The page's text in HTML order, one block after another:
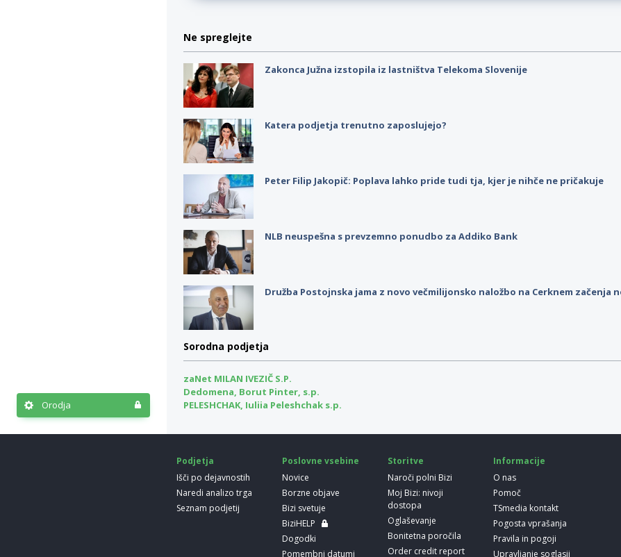
Orodja
Ne spreglejte
Zakonca Južna izstopila iz lastništva Telekoma Slovenije
Katera podjetja trenutno zaposlujejo?
Peter Filip Jakopič: Poplava lahko pride tudi tja, kjer je nihče ne pričakuje
NLB neuspešna s prevzemno ponudbo za Addiko Bank
Družba Postojnska jama z novo večmilijonsko naložbo na Cerknem
Sorodna podjetja
zaNet MILAN IVEZIČ S.P.
Dedomena, Borut Pinter, s.p.
PELESHCHAK, Iuliia Peleshchak s.p.
Podjetja
Išči po dejavnostih
Naredi analizo trga
Seznam podjetij
Poslovne vsebine
Novice
Borzne objave
Bizi svetuje
BiziHELP
Dogodki
Pomembni datumi
Storitve
Naroči polni Bizi
Moj Bizi: nivoji
dostopa
Oglaševanje
Bonitetna poročila
Order credit report
Informacije
O nas
Pomoč
TSmedia kontakt
Pogosta vprašanja
Pravila in pogoji
Upravljanje soglasij